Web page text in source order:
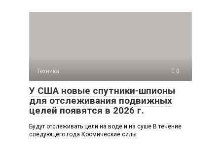
Техника 0
У США новые спутники-шпионы
для отслеживания подвижных
целей появятся в 2026 г.
Будут отслеживать цели на воде и на суше В течение
следующего года Космические силы